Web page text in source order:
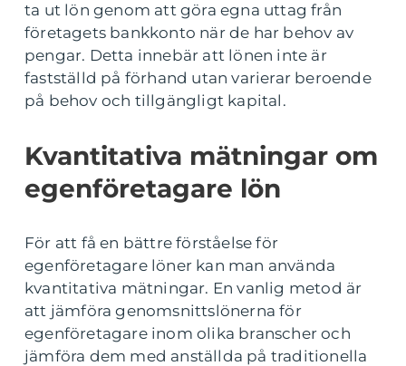
ta ut lön genom att göra egna uttag från
företagets bankkonto när de har behov av
pengar. Detta innebär att lönen inte är
fastställd på förhand utan varierar beroende
på behov och tillgängligt kapital.
Kvantitativa mätningar om
egenföretagare lön
För att få en bättre förståelse för
egenföretagare löner kan man använda
kvantitativa mätningar. En vanlig metod är
att jämföra genomsnittslönerna för
egenföretagare inom olika branscher och
jämföra dem med anställda på traditionella